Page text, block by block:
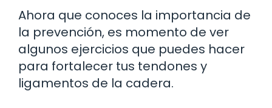
Ahora que conoces la importancia de
la prevención, es momento de ver
algunos ejercicios que puedes hacer
para fortalecer tus tendones y
ligamentos de la cadera.